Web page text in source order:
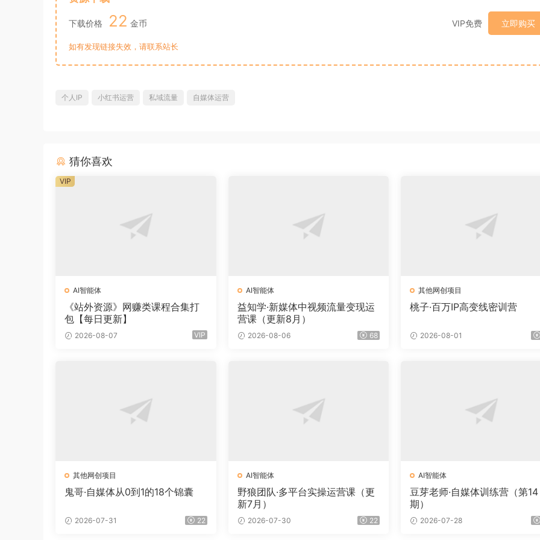
下载价格 22 金币 VIP免费 立即购买
如有发现链接失效，请联系站长
个人IP 小红书运营 私域流量 自媒体运营
猜你喜欢
AI智能体
《站外资源》网赚类课程合集打
包【每日更新】
2026-08-07 VIP
VIP
AI智能体
益知学·新媒体中视频流量变现运
营课（更新8月）
2026-08-06 68
其他网创项目
桃子·百万IP高变线密训营
2026-08-01
其他网创项目
鬼哥·自媒体从0到1的18个锦囊
2026-07-31 22
AI智能体
野狼团队·多平台实操运营课（更
新7月）
2026-07-30 22
AI智能体
豆芽老师·自媒体训练营（第14
期）
2026-07-28